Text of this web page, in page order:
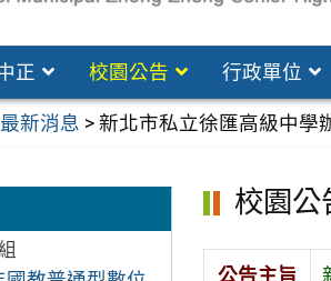
正 校園公告 行政單位
最新消息 >新北市私立徐匯高級中學
校園公
公告主旨